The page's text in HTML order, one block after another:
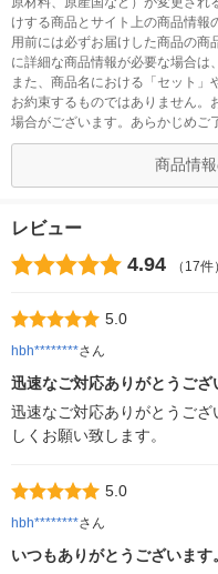
けする商品とサイト上の商品情報
用前には必ずお届けした商品の商
に詳細な商品情報が必要な場合は
また、商品名における「セット」
お約束するものではありません。
場合がございます。あらかじめご
商品情
レビュー
4.94 （17件）
5.0
hbh********さん
迅速なご対応ありがとうご
迅速なご対応ありがとうご
しくお願い致します。
5.0
hbh********さん
いつもありがとうございま